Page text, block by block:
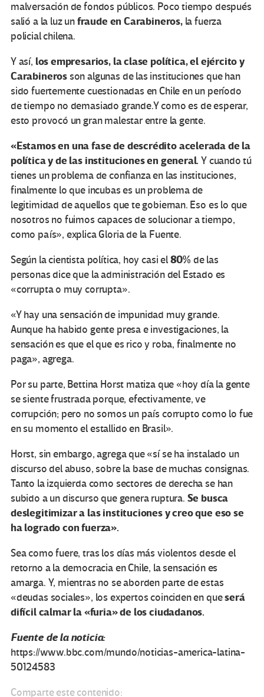
malversación de fondos públicos. Poco tiempo después
salió a la luz unfraude en Carabineros,la fuerza
policial chilena.
Y así, los empresarios, la clase política, el ejército y
Carabineros son algunas de las instituciones que han
sido fuertemente cuestionadas en Chile en un período
de tiempo no demasiado grande.Y como es de esperar,
esto provocó un gran malestar entre la gente.
«Estamos en una fase de descrédito acelerada de la
política y de las instituciones en general. Y cuando tú
tienes un problema de confianza en las instituciones,
finalmente lo que incubas es un problema de
legitimidad de aquellos que te gobiernan. Eso es lo que
nosotros no fuimos capaces de solucionar a tiempo,
como país», explica Gloria de la Fuente.
Según la cientista política, hoy casi el80% de las
personas dice que la administración del Estado es
«corrupta o muy corrupta».
«Y hay una sensación de impunidad muy grande.
Aunque ha habido gente presa e investigaciones, la
sensación es que el que es rico y roba, finalmente no
paga», agrega.
Por su parte, Bettina Horst matiza que «hoy día la gente
se siente frustrada porque, efectivamente, ve
corrupción; pero no somos un país corrupto como lo fue
en su momento el estallido en Brasil».
Horst, sin embargo, agrega que «sí se ha instalado un
discurso del abuso, sobre la base de muchas consignas.
Tanto la izquierda como sectores de derecha se han
subido a un discurso que genera ruptura. Se busca
deslegitimizara las institucionesy creo que eso se
ha logradocon fuerza».
Sea como fuere, tras los días más violentos desde el
retorno a la democracia en Chile, la sensación es
amarga. Y, mientras no se aborden parte de estas
«deudas sociales», los expertos coinciden en queserá
difícil calmar la «furia» de los ciudadanos.
Fuente de la noticia:
https://www.bbc.com/mundo/noticias-america-latina-
50124583
Comparte este contenido: